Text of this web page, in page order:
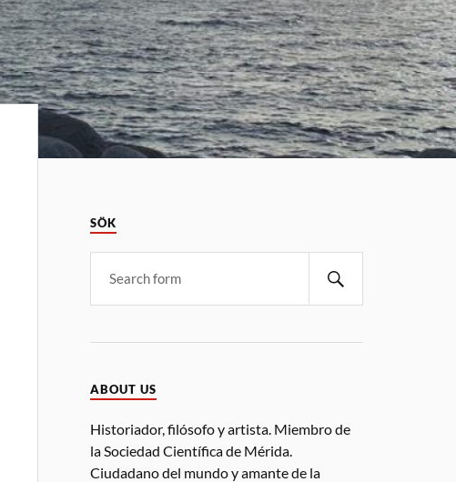
SÖK
ABOUT US
Historiador, filósofo y artista. Miembro de
la Sociedad Científica de Mérida.
Ciudadano del mundo y amante de la